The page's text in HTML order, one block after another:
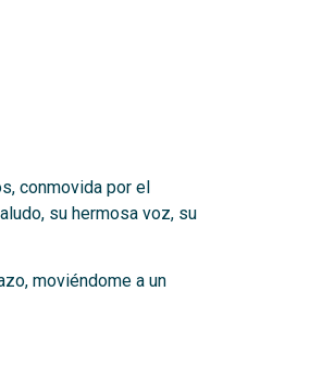
conmovida por el
su hermosa voz, su
moviéndome a un